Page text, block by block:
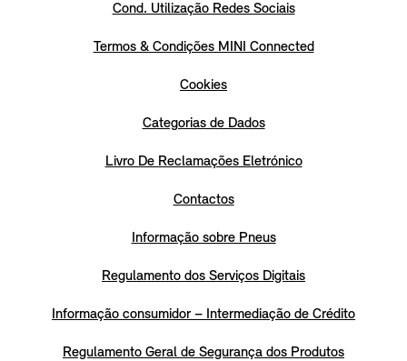
Cond. Utilização Redes Sociais
Termos & Condições MINI Connected
Cookies
Categorias de Dados
Livro De Reclamações Eletrónico
Contactos
Informação sobre Pneus
Regulamento dos Serviços Digitais
Informação consumidor – Intermediação de Crédito
Regulamento Geral de Segurança dos Produtos